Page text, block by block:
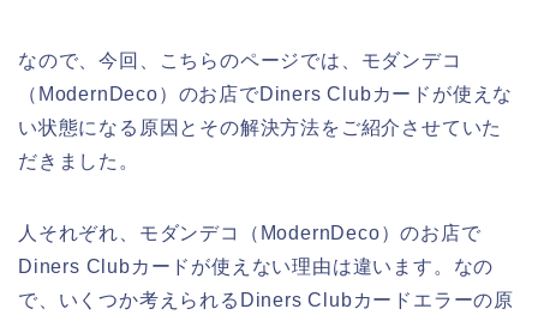
なので、今回、こちらのページでは、モダンデコ
（ModernDeco）のお店でDiners Clubカードが使えな
い状態になる原因とその解決方法をご紹介させていた
だきました。
人それぞれ、モダンデコ（ModernDeco）のお店で
Diners Clubカードが使えない理由は違います。なの
で、いくつか考えられるDiners Clubカードエラーの原